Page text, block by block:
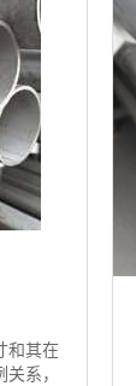
其在
系，